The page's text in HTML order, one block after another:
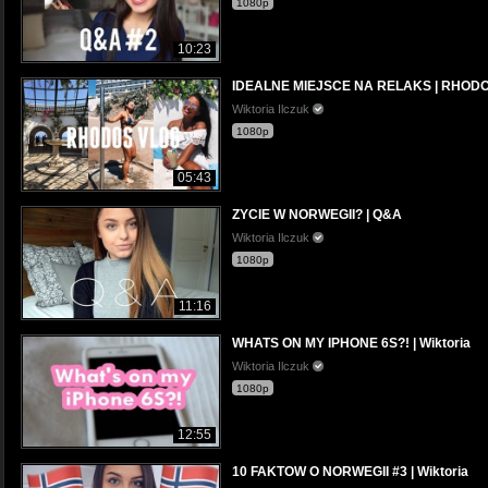
10:23
1080p
05:43
IDEALNE MIEJSCE NA RELAKS |
Wiktoria Ilczuk
1080p
11:16
ZYCIE W NORWEGII? | Q&A
Wiktoria Ilczuk
1080p
12:55
WHATS ON MY IPHONE 6S?! | Wiktoria
Wiktoria Ilczuk
1080p
10 FAKTOW O NORWEGII #3 | Wiktoria